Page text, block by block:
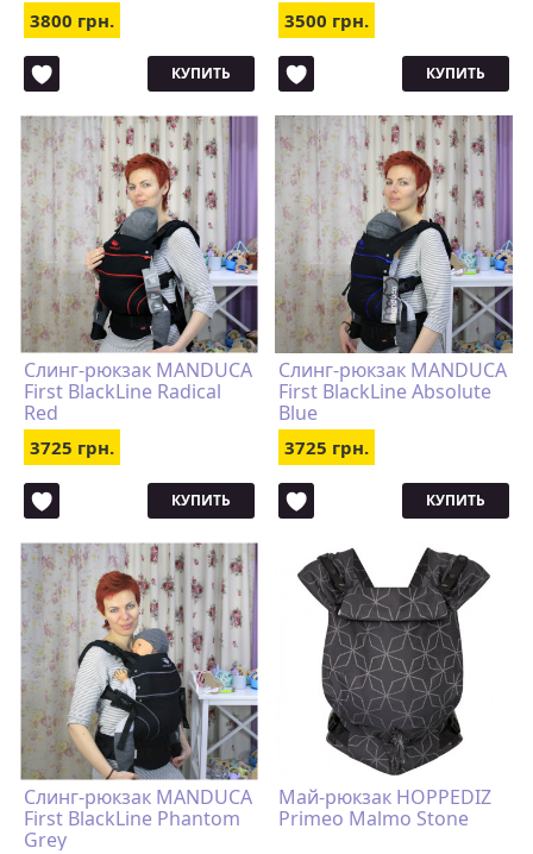
3800 грн.
КУПИТЬ
3500 грн.
КУПИТЬ
Слинг-рюкзак MANDUCA
First BlackLine Radical
Red
3725 грн.
КУПИТЬ
Слинг-рюкзак MANDUCA
First BlackLine Absolute
Blue
3725 грн.
КУПИТЬ
Слинг-рюкзак MANDUCA
First BlackLine Phantom
Grey
Май-рюкзак HOPPEDIZ
Primeo Malmo Stone